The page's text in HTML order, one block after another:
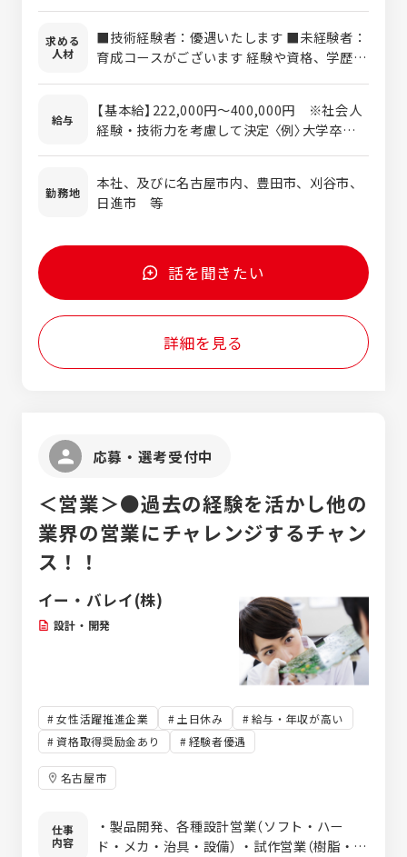
発業務 ・オリジナル検査装置等、自社製品開
発業務 ・PCアプリケーション開発 【開発環
境】 ■使用言語：Ｃ、Ｃ++、C＃、
python 等 ■使用マイコン：Renesas、
STマイコン、NXP 等
求める
人材
■技術経験者：優遇いたします ■未経験者：
育成コースがございます 経験や資格、学歴
極的に採用しています。 ポイントとしては、
積極性、協調性、コミュニケーション能力等
の人柄を重視しています。
給与
【基本給】222,000円～400,000円 ※社会人
経験・技術力を考慮して決定 〈例〉大学卒：
方も歓迎！
勤務地
本社、及びに名古屋市内、豊田市、刈谷市、
日進市 等
話を聞きたい
詳細を見る
応募・選考受付中
＜営業＞●過去の経験を活かし他の
業界の営業にチャレンジするチャン
ス！！
イー・バレイ(株)
設計・開発
女性活躍推進企業 土日休み
給与・年収が高い
資格取得奨励金あり
経験者優遇
名古屋市
仕事
内容
‧製品開発、各種設計営業（ソフト‧ハー
ド‧メカ‧治具‧設備） ‧試作営業（樹脂‧金